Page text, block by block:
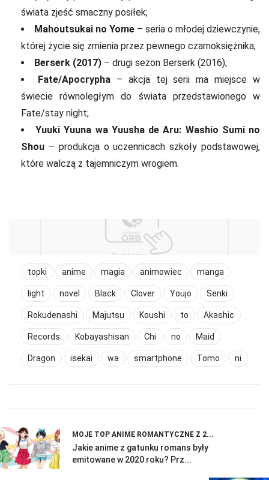
świata zjeść smaczny posiłek;
Mahoutsukai no Yome – seria o młodej dziewczynie,
której życie się zmienia przez pewnego czarnoksiężnika;
Berserk (2017) – drugi sezon Berserk (2016);
Fate/Apocrypha– akcja tej serii ma miejsce w
świecie równoległym do świata przedstawionego w
Fate/stay night;
Yuuki Yuuna wa Yuusha de Aru: Washio Sumi no
Shou – produkcja o uczennicach szkoły podstawowej,
które walczą z tajemniczym wrogiem.
topki anime magia animowiec manga
light novel Black Clover Youjo Senki
Rokudenashi Majutsu Koushi to Akashic
Records Kobayashisan Chi no Maid
Dragon isekai wa smartphone Tomo ni
MOJE TOP ANIME ROMANTYCZNE Z 2...
Jakie anime z gatunku romans były
emitowane w 2020 roku? Prz...